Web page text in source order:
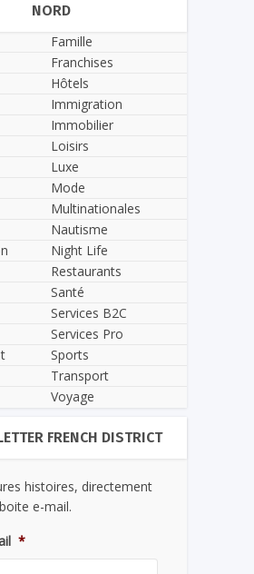
NORD
Famille
Franchises
Hôtels
Immigration
Immobilier
Loisirs
Luxe
Mode
Multinationales
Nautisme
Night Life
Restaurants
Santé
Services B2C
Services Pro
Sports
Transport
Voyage
FRENCH DISTRICT
histoires, directement
e-mail.
*